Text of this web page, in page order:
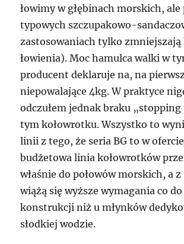
łowimy w głębinach morskich, ale
typowych szczupakowo-
zastosowaniach tylko
łowienia). Moc hamulca walki w
producent deklaruje na, na
niepowalające 4kg. W praktyce
odczułem jednak braku „stopping
tym kołowrotku. Wszystko to
linii z tego, że seria BG to w
budżetowa linia kołowrotków
właśnie do połowów morskich, a
wiążą się wyższe wymagania co
konstrukcji niż u młynków
słodkiej wodzie.